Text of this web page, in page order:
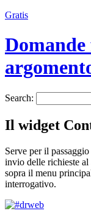
Gratis
Search:
Il widget
Serve per il
invio delle richieste al
sopra il menu
interrogativo.